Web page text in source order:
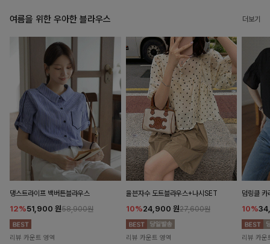
여름을 위한 우아한 블라우스 더보기
댕스트라이프 백버튼블라우스
12%51,900 원58,900원
리뷰 카운트 영역
율븐자수 도트블라우스+나시SET
10%24,900 원27,600원
리뷰 카운트 영역
덤링클 카
10%
리뷰 카운